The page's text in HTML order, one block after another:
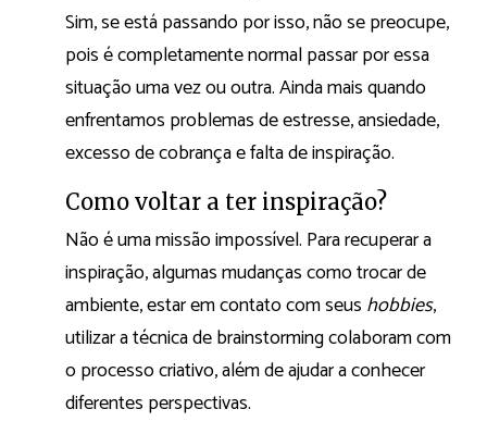
Sim, se está passando por isso, não se preocupe,
pois é completamente normal passar por essa
situação uma vez ou outra. Ainda mais quando
enfrentamos problemas de estresse, ansiedade,
excesso de cobrança e falta de inspiração.
Como voltar a ter inspiração?
Não é uma missão impossível. Para recuperar a
inspiração, algumas mudanças como trocar de
ambiente, estar em contato com seus hobbies,
utilizar a técnica de brainstorming colaboram com
o processo criativo, além de ajudar a conhecer
diferentes perspectivas.